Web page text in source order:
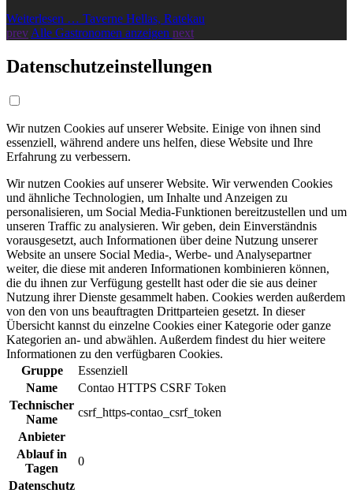
Weiterlesen … Taverne Hellas, Ratekau
prev Alle Gastronomen anzeigen next
Datenschutzeinstellungen
Wir nutzen Cookies auf unserer Website. Einige von ihnen sind
essenziell, während andere uns helfen, diese Website und Ihre
Erfahrung zu verbessern.
Wir nutzen Cookies auf unserer Website. Wir verwenden Cookies
und ähnliche Technologien, um Inhalte und Anzeigen zu
personalisieren, um Social Media-Funktionen bereitzustellen und um
unseren Traffic zu analysieren. Wir geben, dein Einverständnis
vorausgesetzt, auch Informationen über deine Nutzung unserer
Website an unsere Social Media-, Werbe- und Analysepartner
weiter, die diese mit anderen Informationen kombinieren können,
die du ihnen zur Verfügung gestellt hast oder die sie aus deiner
Nutzung ihrer Dienste gesammelt haben. Cookies werden außerdem
von den von uns beauftragten Drittparteien gesetzt. In dieser
Übersicht kannst du einzelne Cookies einer Kategorie oder ganze
Kategorien an- und abwählen. Außerdem findest du hier weitere
Informationen zu den verfügbaren Cookies.
Gruppe
Essenziell
Name
Contao HTTPS CSRF Token
Technischer
Name
csrf_https-contao_csrf_token
Anbieter
Ablauf in
Tagen
0
Datenschutz